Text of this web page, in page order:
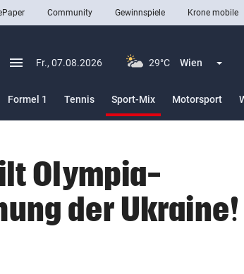
closeSchließen
Community Gewinnspiele Krone mobile
menu Menü aufklappen
Fr., 07.08.2026 29°C Wien
Formel 1 Tennis Sport-Mix
Motorsport
Olympia-
der Ukraine!